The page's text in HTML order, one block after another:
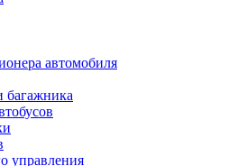
автомобиля
управления